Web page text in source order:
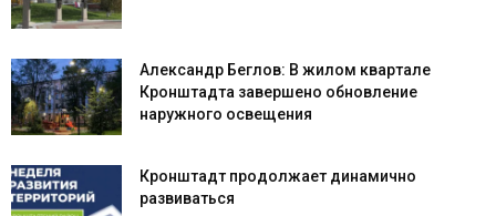
Александр Беглов: В жилом квартале
Кронштадта завершено обновление
наружного освещения
Кронштадт продолжает динамично
развиваться